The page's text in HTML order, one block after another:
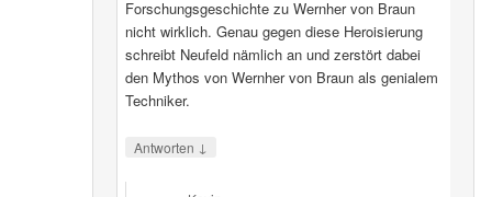
Forschungsgeschichte zu Wernher von Braun
nicht wirklich. Genau gegen diese Heroisierung
schreibt Neufeld nämlich an und zerstört dabei
den Mythos von Wernher von Braun als genialem
Techniker.
Antworten ↓